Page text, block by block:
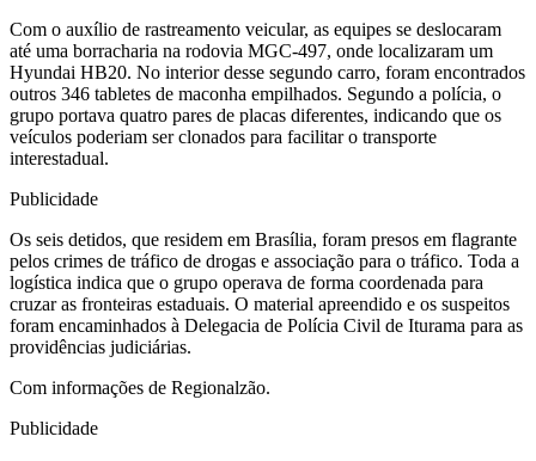
Com o auxílio de rastreamento veicular, as equipes se deslocaram
até uma borracharia na rodovia MGC-497, onde localizaram um
Hyundai HB20. No interior desse segundo carro, foram encontrados
outros 346 tabletes de maconha empilhados. Segundo a polícia, o
grupo portava quatro pares de placas diferentes, indicando que os
veículos poderiam ser clonados para facilitar o transporte
interestadual.
Publicidade
Os seis detidos, que residem em Brasília, foram presos em flagrante
pelos crimes de tráfico de drogas e associação para o tráfico. Toda a
logística indica que o grupo operava de forma coordenada para
cruzar as fronteiras estaduais. O material apreendido e os suspeitos
foram encaminhados à Delegacia de Polícia Civil de Iturama para as
providências judiciárias.
Com informações de Regionalzão.
Publicidade